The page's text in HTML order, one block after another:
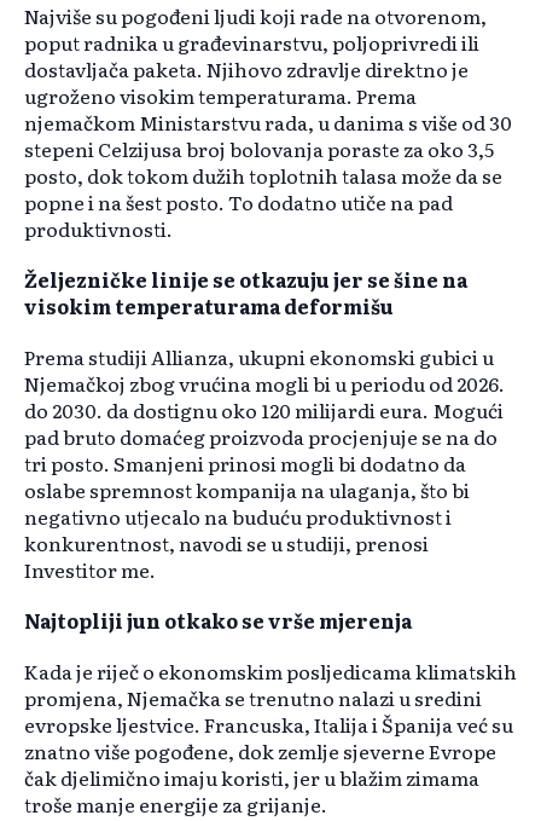
Najviše su pogođeni ljudi koji rade na otvorenom,
poput radnika u građevinarstvu, poljoprivredi ili
dostavljača paketa. Njihovo zdravlje direktno je
ugroženo visokim temperaturama. Prema
njemačkom Ministarstvu rada, u danima s više od 30
stepeni Celzijusa broj bolovanja poraste za oko 3,5
posto, dok tokom dužih toplotnih talasa može da se
popne i na šest posto. To dodatno utiče na pad
produktivnosti.
Željezničke linije se otkazuju jer se šine na
visokim temperaturama deformišu
Prema studiji Allianza, ukupni ekonomski gubici u
Njemačkoj zbog vrućina mogli bi u periodu od 2026.
do 2030. da dostignu oko 120 milijardi eura. Mogući
pad bruto domaćeg proizvoda procjenjuje se na do
tri posto. Smanjeni prinosi mogli bi dodatno da
oslabe spremnost kompanija na ulaganja, što bi
negativno utjecalo na buduću produktivnost i
konkurentnost, navodi se u studiji, prenosi
Investitor me.
Najtopliji jun otkako se vrše mjerenja
Kada je riječ o ekonomskim posljedicama klimatskih
promjena, Njemačka se trenutno nalazi u sredini
evropske ljestvice. Francuska, Italija i Španija već su
znatno više pogođene, dok zemlje sjeverne Evrope
čak djelimično imaju koristi, jer u blažim zimama
troše manje energije za grijanje.